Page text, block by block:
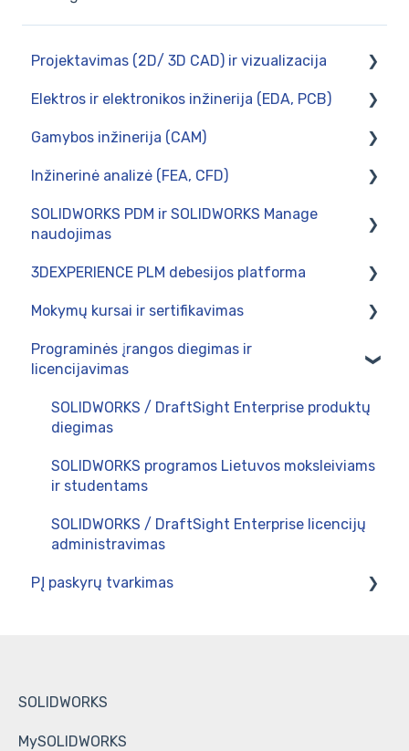
Projektavimas (2D/ 3D CAD) ir vizualizacija
SOLIDWORKS 3DCAD
SOLIDWORKS Visualize
SWOOD - baldų projektavimas SOLIDWORKS
Elektros ir elektronikos inžinerija (EDA, PCB)
CircuitWorks (PCB Connector)
SOLIDWORKS Electrical
Gamybos inžinerija (CAM)
Diegimas
Postprocesoriai
pramonėje
Inžinerinė analizė (FEA, CFD)
Skaičiavimai tinklo kompiuteryje
SOLIDWORKS PDM ir SOLIDWORKS Manage
naudojimas
Naudojimas
Intergravimas su verslo valdymo sistemomis
Administravimas
3DEXPERIENCE PLM debesijos platforma
Naudojimas
Administravimas
Mokymų kursai ir sertifikavimas
SOLIDWORKS 3DCAD mokymų programos
SOLIDWORKS CAM ir CAMWorks mokymų
SOLIDWORKS Simulation mokymų programos
SOLIDWORKS PDM mokymų programos
Programinės įrangos diegimas ir
licencijavimas
SOLIDWORKS / DraftSight Enterprise produktų
diegimas
SOLIDWORKS programos Lietuvos moksleiviams
ir studentams
SOLIDWORKS / DraftSight Enterprise licencijų
administravimas
PĮ paskyrų tvarkimas
HCL CAMWorks vartotoju paskyras
DriveWorks vartotoju paskyras
SOLIDWORKS
MySOLIDWORKS